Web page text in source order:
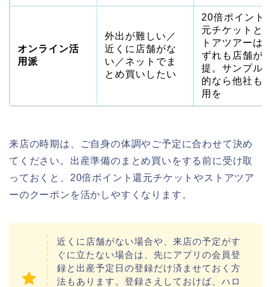
オンライン活
用派
外出が難しい／
近くに店舗がな
い／ネットでま
とめ買いしたい
20倍ポイント
元チケットと
トアツアーは
ずれも店舗が
提。サンプル
的なら他社も
用を
来店の時期は、ご自身の体調やご予定に合わせて決め
てください。出産準備のまとめ買いをする前に受け取
っておくと、20倍ポイント還元チケットやストアツア
ーのクーポンを活かしやすくなります。
近くに店舗がない場合や、来店の予定がす
ぐに立たない場合は、先にアプリの会員登
録と出産予定日の登録だけ済ませておく方
法もあります。登録さえしておけば、ハロ